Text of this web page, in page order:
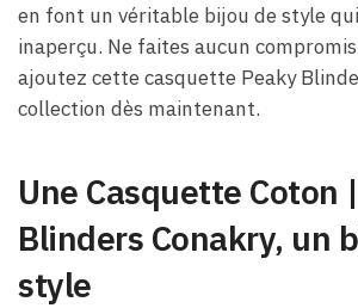
en font un véritable bijou de style
inaperçu. Ne faites aucun
ajoutez cette casquette Peaky
collection dès maintenant.
Une Casquette Coton
Blinders Conakry, un
style